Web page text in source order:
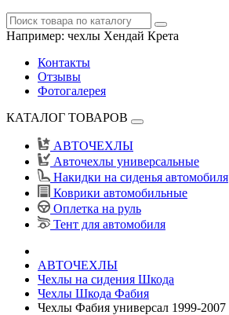
Например: чехлы Хендай Крета
Контакты
Отзывы
Фотогалерея
КАТАЛОГ ТОВАРОВ
АВТОЧЕХЛЫ
Авточехлы универсальные
Накидки на сиденья автомобиля
Коврики автомобильные
Оплетка на руль
Тент для автомобиля
АВТОЧЕХЛЫ
Чехлы на сидения Шкода
Чехлы Шкода Фабия
Чехлы Фабия универсал 1999-2007